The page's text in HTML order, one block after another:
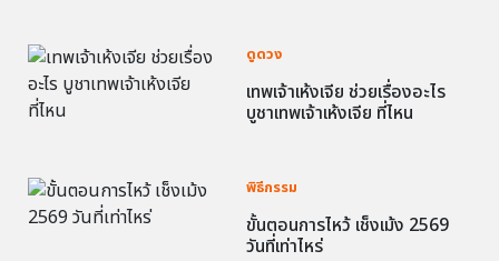
ดูดวง
เทพเจ้าเห้งเจีย ช่วยเรื่องอะไร
บูชาเทพเจ้าเห้งเจีย ที่ไหน
พิธีกรรม
ขั้นตอนการไหว้ เช็งเม้ง 2569
วันที่เท่าไหร่